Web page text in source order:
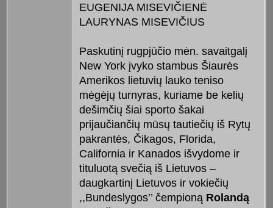
EUGENIJA MISEVIČIENĖ
LAURYNAS MISEVIČIUS
Paskutinį rugpjūčio mėn. savaitgalį
New York įvyko stambus Šiaurės
Amerikos lietuvių lauko teniso
mėgėjų turnyras, kuriame be kelių
dešimčių šiai sporto šakai
prijaučiančių mūsų tautiečių iš Rytų
pakrantės, Čikagos, Florida,
California ir Kanados išvydome ir
tituluotą svečią iš Lietuvos –
daugkartinį Lietuvos ir vokiečių
,,Bundeslygos’’ čempioną Rolandą